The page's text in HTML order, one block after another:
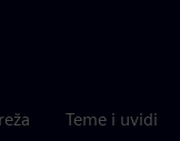
Teme i uvidi